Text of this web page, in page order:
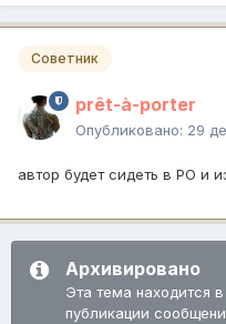
Советник
prêt-à-porter
Опубликовано: 29
автор будет сидеть в РО и
Архивировано
Эта тема находится
публикации